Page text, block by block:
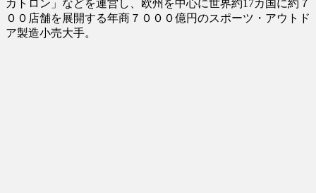
カトロン」などを運営し、欧州を中心に世界約17カ国に約７
００店舗を展開する年商７０００億円のスポーツ・アウトド
ア製造小売大手。